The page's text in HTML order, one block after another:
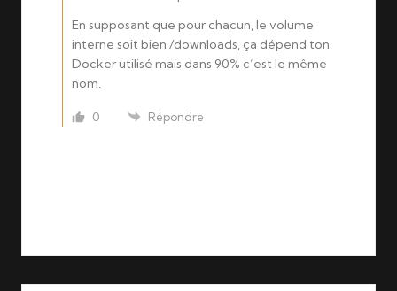
En supposant que pour chacun, le volume
interne soit bien /downloads, ça dépend ton
Docker utilisé mais dans 90% c’est le même
nom.
0 Répondre